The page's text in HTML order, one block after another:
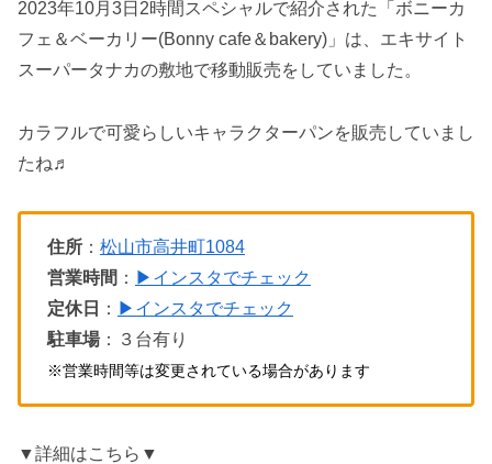
2023年10月3日2時間スペシャルで紹介された「ボニーカ
フェ＆ベーカリー(Bonny cafe＆bakery)」は、エキサイト
スーパータナカの敷地で移動販売をしていました。
カラフルで可愛らしいキャラクターパンを販売していまし
たね♬
住所 ： 松山市高井町1084
営業時間 ： ▶インスタでチェック
定休日
： ▶インスタでチェック
駐車場：３台有り
※営業時間等は変更されている場合があります
▼詳細はこちら▼